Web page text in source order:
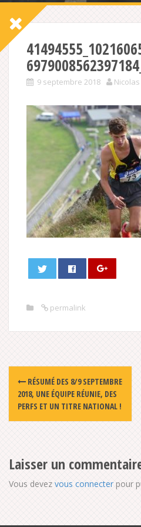
9 septembre 2018
permalink
Post
navigation
RÉSUMÉ DES 8/9 SEPTEMBRE
2018, UNE ÉQUIPE RÉUNIE, DES
PERFS ET UN TITRE NATIONAL !
Laisser un
Vous devez vous connecter pour